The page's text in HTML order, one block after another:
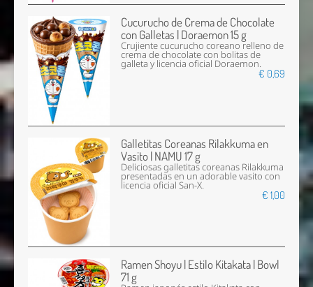
Cucurucho de Crema de Chocolate
con Galletas | Doraemon 15 g
Crujiente cucurucho coreano relleno de
crema de chocolate con bolitas de
galleta y licencia oficial Doraemon.
€ 0,69
Galletitas Coreanas Rilakkuma en
Vasito | NAMU 17 g
Deliciosas galletitas coreanas Rilakkuma
presentadas en un adorable vasito con
licencia oficial San-X.
€ 1,00
Ramen Shoyu | Estilo Kitakata | Bowl
71 g